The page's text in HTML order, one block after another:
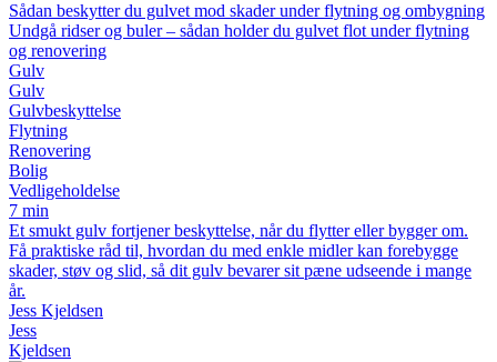
Sådan beskytter du gulvet mod skader under flytning og ombygning
Undgå ridser og buler – sådan holder du gulvet flot under flytning
og renovering
Gulv
Gulv
Gulvbeskyttelse
Flytning
Renovering
Bolig
Vedligeholdelse
7 min
Et smukt gulv fortjener beskyttelse, når du flytter eller bygger om.
Få praktiske råd til, hvordan du med enkle midler kan forebygge
skader, støv og slid, så dit gulv bevarer sit pæne udseende i mange
år.
Jess Kjeldsen
Jess
Kjeldsen